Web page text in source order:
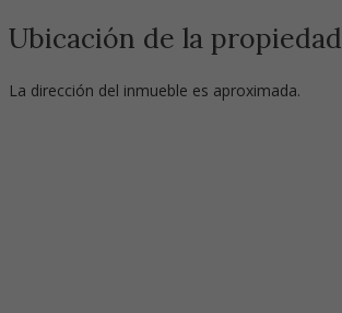
Ubicación de la propiedad
La dirección del inmueble es aproximada.